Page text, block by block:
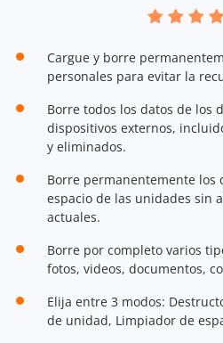
Cargue y borre
personales para evitar la
Borre todos los datos de los
dispositivos externos,
y eliminados.
Borre permanentemente los
espacio de las unidades sin
actuales.
Borre por completo varios
fotos, videos, documentos,
Elija entre 3 modos:
de unidad, Limpiador de